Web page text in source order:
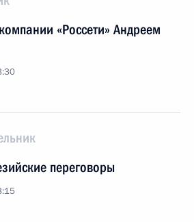
«Россети» Андреем
переговоры